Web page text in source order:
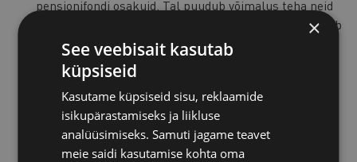
pensionifondi osakuid. Tal puudub võimalus teha neid
makseid ilma kinnipidaja vahenduseta, mistõttu sõltub
tema pensionivara suurus muuhulgas sellest, kas või
millises mahus täidab kinnipidaja oma seadusest
tulenevaid kohustusi. Ettevõtjatel ei tekiks kohustust
teha makseid eraldi maksekorraldusega. Samuti ei
kohaldataks eelnõu järgi kogumispensioni maksele
ajatamist.
×
See veebisait kasutab
küpsiseid
Kasutame küpsiseid sisu, reklaamide
isikupärastamiseks ja liikluse
analüüsimiseks. Samuti jagame teavet
meie saidi kasutamise kohta oma